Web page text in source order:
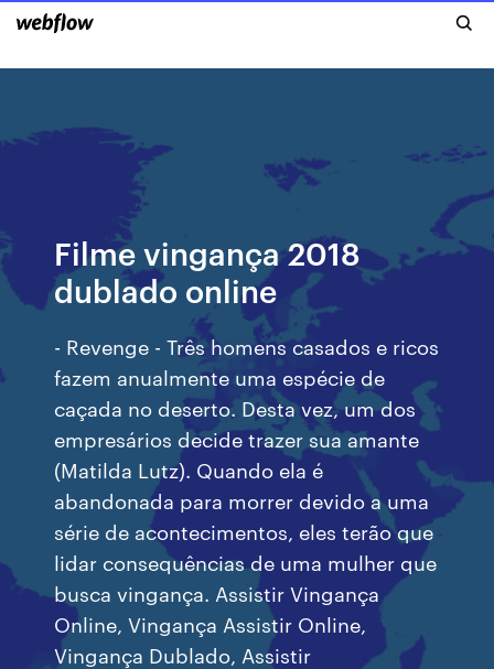
Filme vingança 2018
dublado online
- Revenge - Três homens casados e ricos
fazem anualmente uma espécie de
caçada no deserto. Desta vez, um dos
empresários decide trazer sua amante
(Matilda Lutz). Quando ela é
abandonada para morrer devido a uma
série de acontecimentos, eles terão que
lidar consequências de uma mulher que
busca vingança. Assistir Vingança
Online, Vingança Assistir Online,
Vingança Dublado, Assistir